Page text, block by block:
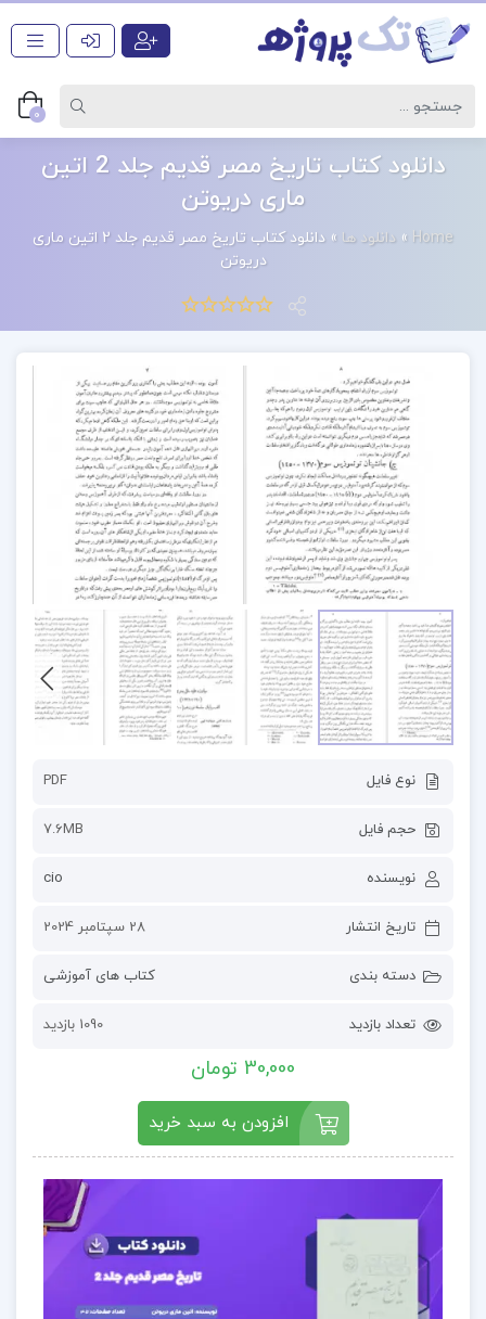
0
دانلود کتاب تاریخ مصر قدیم جلد 2 اتین
ماری دریوتن
Home
» دانلود ها »
دانلود کتاب تاریخ مصر قدیم جلد 2 اتین ماری
دریوتن
نوع فایل PDF
حجم فایل 7.6MB
نویسنده cio
تاریخ انتشار 28 سپتامبر 2024
دسته بندی کتاب های آموزشی
تعداد بازدید 1090 بازدید
30,000 تومان
افزودن به سبد خرید